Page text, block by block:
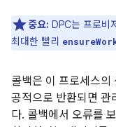
중요: DPC는 프로비
최대한 빨리
콜백은 이 프로세스의
공적으로 반환되면 관
다. 콜백에서 오류를